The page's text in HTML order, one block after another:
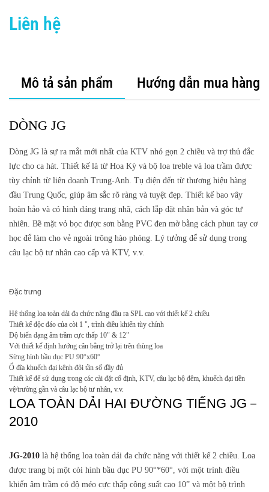
Liên hệ
Mô tả sản phẩm Hướng dẫn mua hàng
DÒNG JG
Dòng JG là sự ra mắt mới nhất của KTV nhỏ gọn 2 chiều và trợ thủ đắc
lực cho ca hát. Thiết kế là từ Hoa Kỳ và bộ loa treble và loa trầm được
tùy chỉnh từ liên doanh Trung-Anh. Tụ điện đến từ thương hiệu hàng
đầu Trung Quốc, giúp âm sắc rõ ràng và tuyệt đẹp. Thiết kế bao vây
hoàn hảo và có hình dáng trang nhã, cách lắp đặt nhân bản và góc tự
nhiên. Bề mặt vỏ bọc được sơn bằng PVC đen mờ bằng cách phun tay cơ
học để làm cho vẻ ngoài trông hào phóng. Lý tưởng để sử dụng trong
câu lạc bộ tư nhân cao cấp và KTV, v.v.
Đặc trưng
Hệ thống loa toàn dải đa chức năng đầu ra SPL cao với thiết kế 2 chiều
Thiết kế độc đáo của còi 1 ", trình điều khiển tùy chỉnh
Độ biến dạng âm trầm cực thấp 10" & 12"
Với thiết kế định hướng cân bằng trở lại trên thùng loa
Sừng hình bầu dục PU 90°x60°
Ổ đĩa khuếch đại kênh đôi tần số đầy đủ
Thiết kế để sử dụng trong các cài đặt cố định, KTV, câu lạc bộ đêm, khuếch đại tiền
vệ/trường gần và câu lạc bộ tư nhân, v.v.
LOA TOÀN DẢI HAI ĐƯỜNG TIẾNG JG－
2010
JG-2010 là hệ thống loa toàn dải đa chức năng với thiết kế 2 chiều. Loa
được trang bị một còi hình bầu dục PU 90°*60°, với một trình điều
khiển âm trầm có độ méo cực thấp công suất cao 10” và một bộ trình